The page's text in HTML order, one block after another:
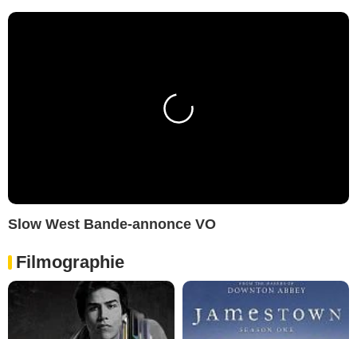
Slow West Bande-annonce VO
Filmographie